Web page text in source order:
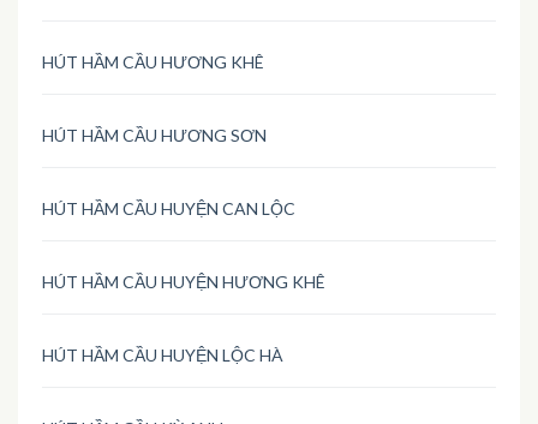
HÚT HẦM CẦU HƯƠNG KHÊ
HÚT HẦM CẦU HƯƠNG SƠN
HÚT HẦM CẦU HUYỆN CAN LỘC
HÚT HẦM CẦU HUYỆN HƯƠNG KHÊ
HÚT HẦM CẦU HUYỆN LỘC HÀ